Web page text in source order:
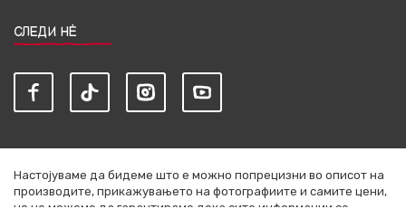
СЛЕДИ НЀ
Настојуваме да бидеме што е можно попрецизни во описот на
производите, прикажувањето на фотографиите и самите цени,